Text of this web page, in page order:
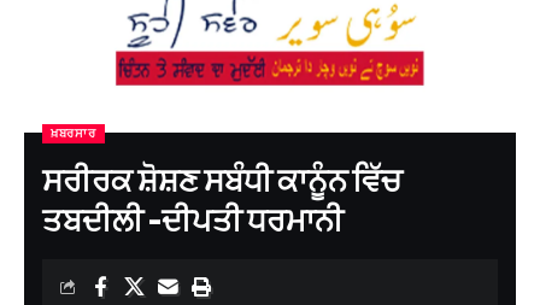
ਖ਼ਬਰਸਾਰ
ਸਰੀਰਕ ਸ਼ੋਸ਼ਣ ਸਬੰਧੀ ਕਾਨੂੰਨ ਵਿੱਚ
ਤਬਦੀਲੀ -ਦੀਪਤੀ ਧਰਮਾਨੀ